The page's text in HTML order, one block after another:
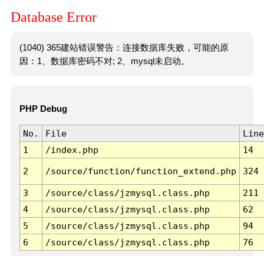
Database Error
(1040) 365建站错误警告：连接数据库失败，可能的原
因：1、数据库密码不对; 2、mysql未启动。
PHP Debug
No. File
Line
1
/index.php 14
2 /source/function/function_extend.php 324
3 /source/class/jzmysql.class.php
211
4
/source/class/jzmysql.class.php
62
5
/source/class/jzmysql.class.php
94
6
/source/class/jzmysql.class.php 76